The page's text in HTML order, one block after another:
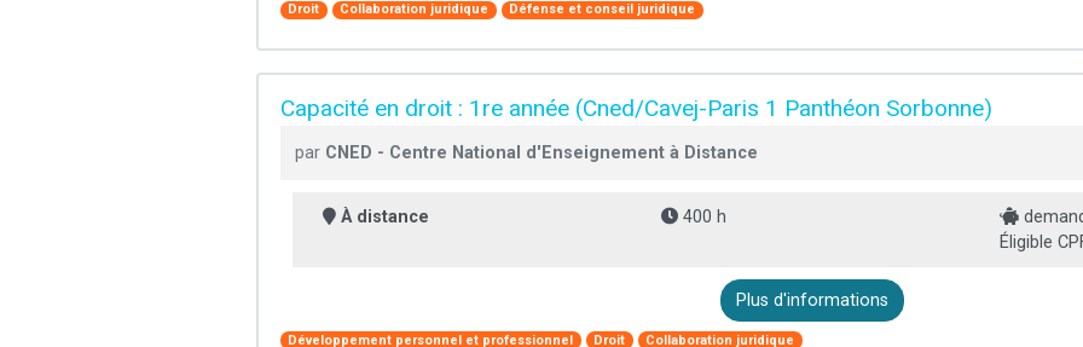
Droit Collaboration juridique Défense et conseil juridique
Capacité en droit : 1re année (Cned/Cavej-Paris 1 Panthéon Sorbonne)
par CNED - Centre National d'Enseignement à Distance
À distance 400 h
Éligible
Plus d'informations
Développement personnel et professionnel Droit Collaboration juridique